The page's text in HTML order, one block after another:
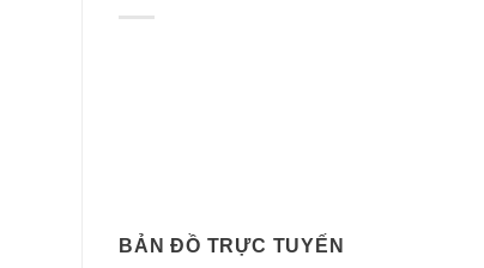
BẢN ĐỒ TRỰC TUYẾN